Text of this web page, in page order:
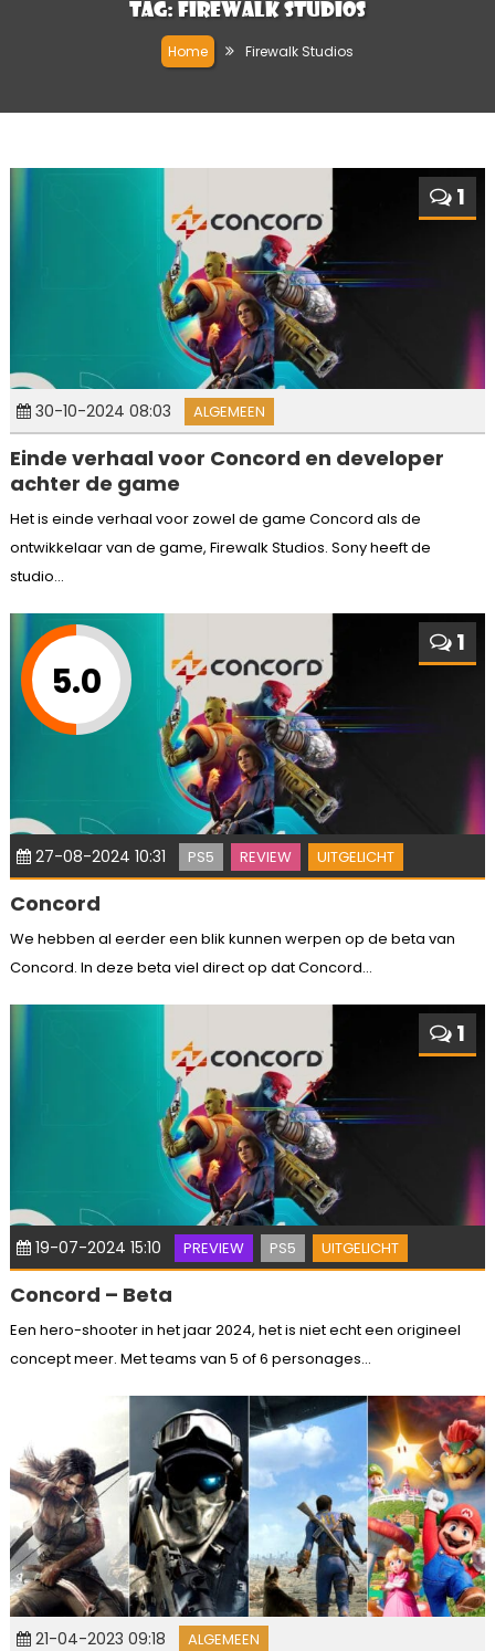
Tag: Firewalk Studios
Home Firewalk Studios
1
30-10-2024 08:03 ALGEMEEN
Einde verhaal voor Concord en developer
achter de game
Het is einde verhaal voor zowel de game Concord als de
ontwikkelaar van de game, Firewalk Studios. Sony heeft de
studio...
5.0
1
27-08-2024 10:31 PS5 REVIEW UITGELICHT
Concord
We hebben al eerder een blik kunnen werpen op de beta van
Concord. In deze beta viel direct op dat Concord...
1
19-07-2024 15:10 PREVIEW PS5 UITGELICHT
Concord – Beta
Een hero-shooter in het jaar 2024, het is niet echt een origineel
concept meer. Met teams van 5 of 6 personages...
21-04-2023 09:18 ALGEMEEN